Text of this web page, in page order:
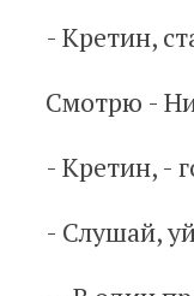
- Кретин,
Смотрю -
- Кретин, -
- Слушай,